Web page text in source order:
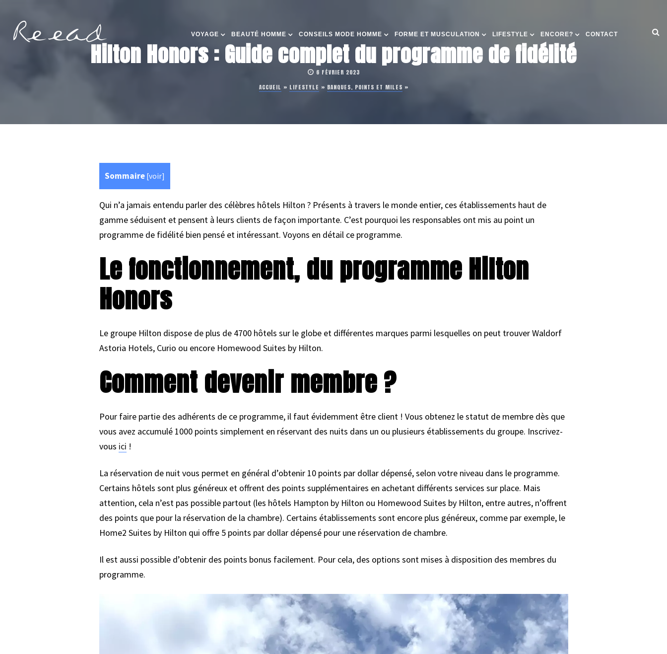
VOYAGE BEAUTÉ HOMME CONSEILS MODE HOMME FORME ET MUSCULATION LIFESTYLE ENCORE? CONTACT
Hilton Honors : Guide complet du programme de fidélité
6 FÉVRIER 2023
ACCUEIL » LIFESTYLE » BANQUES, POINTS ET MILES »
Sommaire [voir]
Qui n’a jamais entendu parler des célèbres hôtels Hilton ? Présents à travers le monde entier, ces établissements haut de
gamme séduisent et pensent à leurs clients de façon importante. C’est pourquoi les responsables ont mis au point un
programme de fidélité bien pensé et intéressant. Voyons en détail ce programme.
Le fonctionnement, du programme Hilton
Honors
Le groupe Hilton dispose de plus de 4700 hôtels sur le globe et différentes marques parmi lesquelles on peut trouver Waldorf
Astoria Hotels, Curio ou encore Homewood Suites by Hilton.
Comment devenir membre ?
Pour faire partie des adhérents de ce programme, il faut évidemment être client ! Vous obtenez le statut de membre dès que
vous avez accumulé 1000 points simplement en réservant des nuits dans un ou plusieurs établissements du groupe. Inscrivez-
vous ici !
La réservation de nuit vous permet en général d’obtenir 10 points par dollar dépensé, selon votre niveau dans le programme.
Certains hôtels sont plus généreux et offrent des points supplémentaires en achetant différents services sur place. Mais
attention, cela n’est pas possible partout (les hôtels Hampton by Hilton ou Homewood Suites by Hilton, entre autres, n’offrent
des points que pour la réservation de la chambre). Certains établissements sont encore plus généreux, comme par exemple, le
Home2 Suites by Hilton qui offre 5 points par dollar dépensé pour une réservation de chambre.
Il est aussi possible d’obtenir des points bonus facilement. Pour cela, des options sont mises à disposition des membres du
programme.